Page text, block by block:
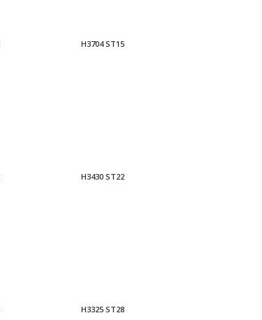
H3704 ST15
H3430 ST22
H3325 ST28